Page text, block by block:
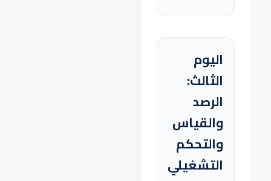
اليوم
الثالث:
الرصد
والقياس
والتحكم
التشغيلي